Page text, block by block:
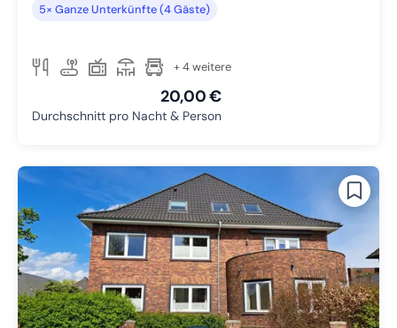
5× Ganze Unterkünfte (4 Gäste)
+ 4 weitere
20,00 €
Durchschnitt pro Nacht & Person